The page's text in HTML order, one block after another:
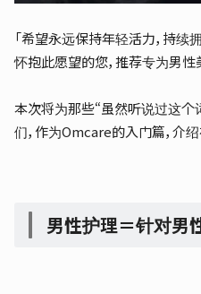
「希望永远保持年轻活力，持
怀抱此愿望的您，推荐专为男性
本次将为那些“虽然听说过这个
们，作为Omcare的入门篇，介
男性护理＝针对男